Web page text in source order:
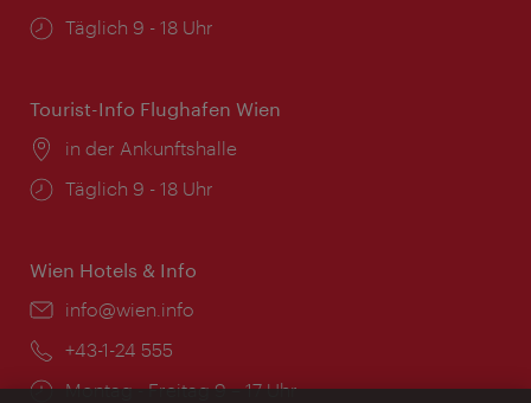
Öffnungszeiten:
Täglich 9 - 18 Uhr
Tourist-Info Flughafen Wien
Ort:
in der Ankunftshalle
Öffnungszeiten:
Täglich 9 - 18 Uhr
Wien Hotels & Info
Email:
info@wien.info
Telefon:
+43-1-24 555
Öffnungszeiten:
Montag - Freitag 9 – 17 Uhr